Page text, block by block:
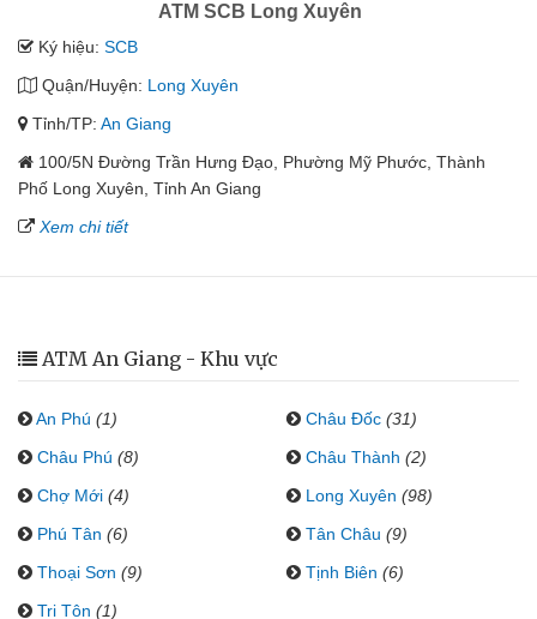
ATM SCB Long Xuyên
Ký hiệu: SCB
Quận/Huyện: Long Xuyên
Tỉnh/TP: An Giang
100/5N Đường Trần Hưng Đạo, Phường Mỹ Phước, Thành
Phố Long Xuyên, Tỉnh An Giang
Xem chi tiết
ATM An Giang - Khu vực
An Phú (1) Châu Đốc (31)
Châu Phú (8) Châu Thành (2)
Chợ Mới (4) Long Xuyên (98)
Phú Tân (6) Tân Châu (9)
Thoại Sơn (9) Tịnh Biên (6)
Tri Tôn (1)